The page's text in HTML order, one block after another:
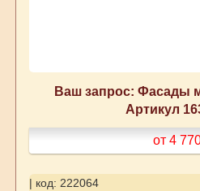
Ваш запрос: Фасады
Артикул
от 4
| код: 222064